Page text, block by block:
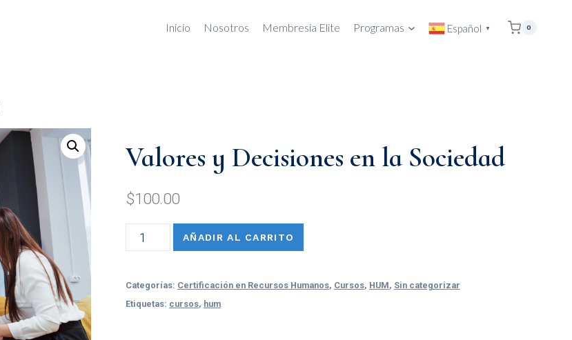
Inicio Nosotros Membresía Elite Programas Español ▼ 0
Valores y Decisiones en la Sociedad
$100.00
AÑADIR AL CARRITO
Categorías: Certificación en Recursos Humanos, Cursos, HUM, Sin categorizar
Etiquetas: cursos, hum